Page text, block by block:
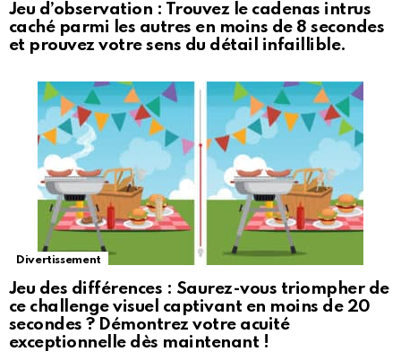
Jeu d’observation : Trouvez le cadenas intrus
caché parmi les autres en moins de 8 secondes
et prouvez votre sens du détail infaillible.
Divertissement
Jeu des différences : Saurez-vous triompher de
ce challenge visuel captivant en moins de 20
secondes ? Démontrez votre acuité
exceptionnelle dès maintenant !